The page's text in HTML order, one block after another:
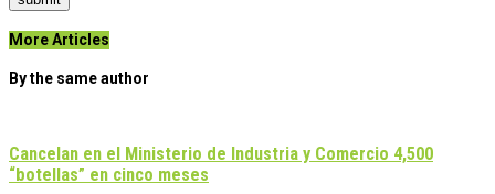
More Articles
By the same author
Cancelan en el Ministerio de Industria y Comercio 4,500
“botellas” en cinco meses